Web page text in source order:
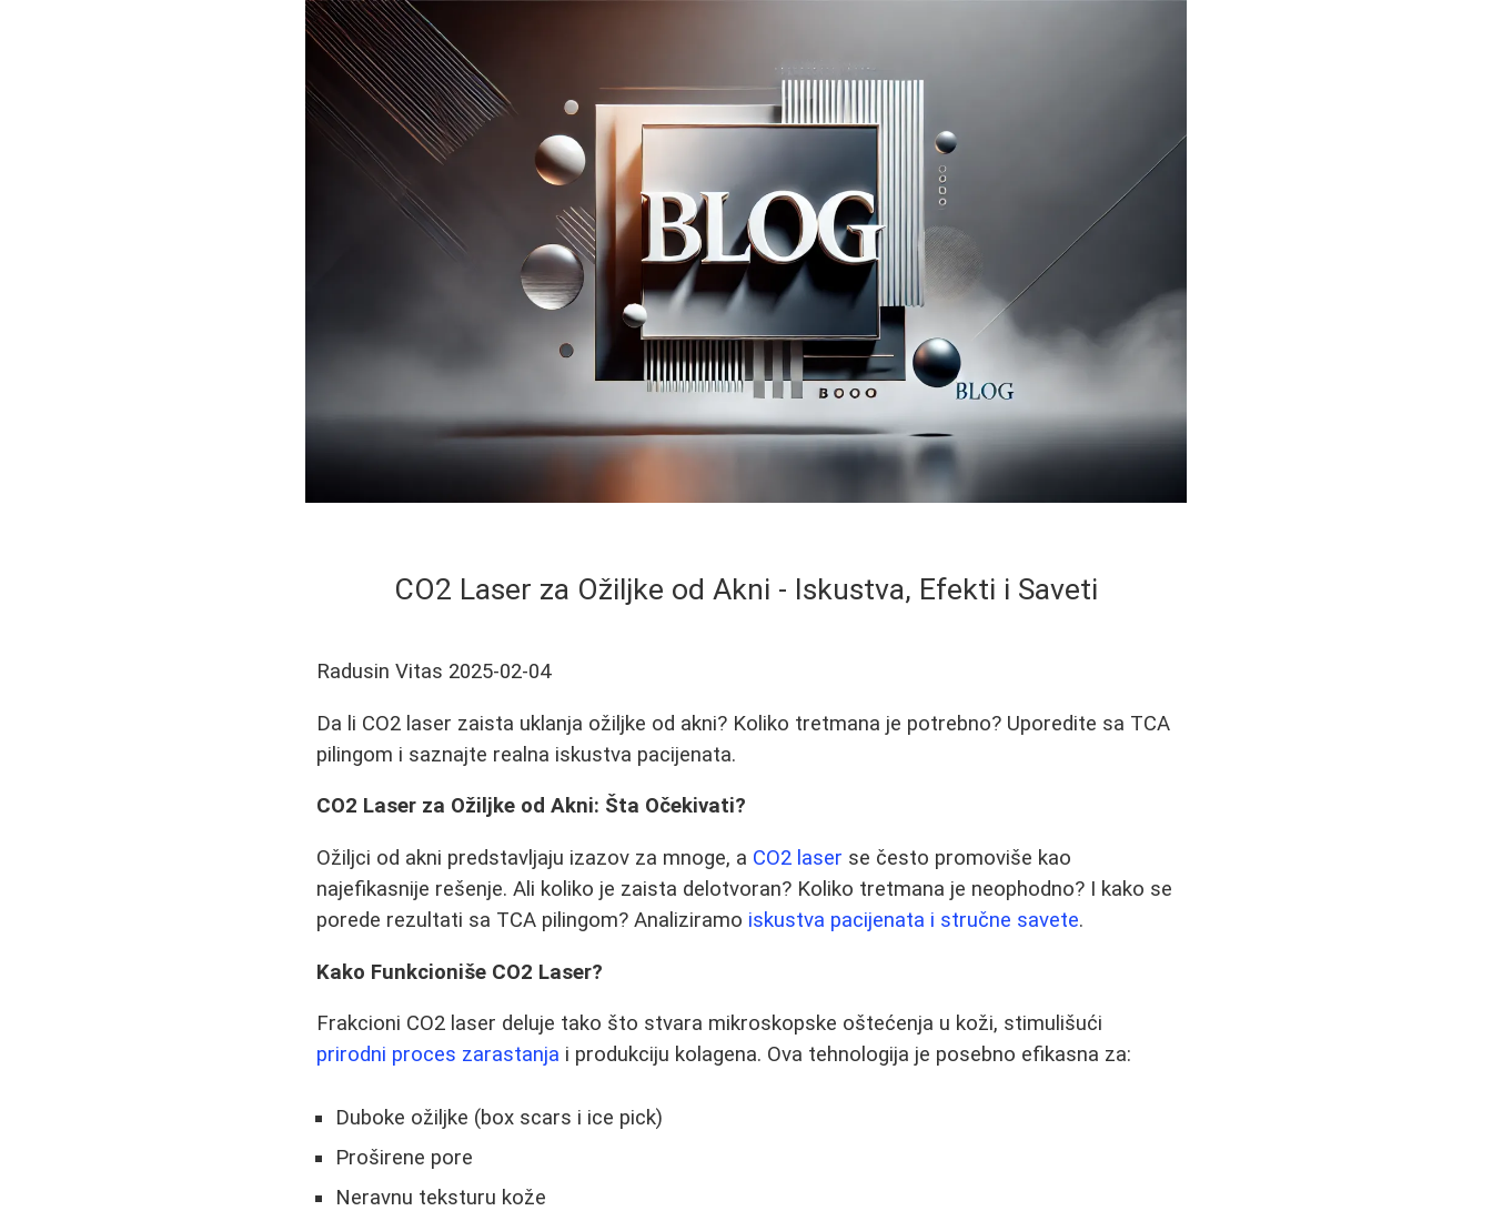
CO2 Laser za Ožiljke od Akni - Iskustva, Efekti i Saveti
Radusin Vitas 2025-02-04
Da li CO2 laser zaista uklanja ožiljke od akni? Koliko tretmana je potrebno? Uporedite sa TCA
pilingom i saznajte realna iskustva pacijenata.
CO2 Laser za Ožiljke od Akni: Šta Očekivati?
Ožiljci od akni predstavljaju izazov za mnoge, a CO2 laser se često promoviše kao
najefikasnije rešenje. Ali koliko je zaista delotvoran? Koliko tretmana je neophodno? I kako se
porede rezultati sa TCA pilingom? Analiziramo iskustva pacijenata i stručne savete.
Kako Funkcioniše CO2 Laser?
Frakcioni CO2 laser deluje tako što stvara mikroskopske oštećenja u koži, stimulišući
prirodni proces zarastanja i produkciju kolagena. Ova tehnologija je posebno efikasna za:
Duboke ožiljke (box scars i ice pick)
Proširene pore
Neravnu teksturu kože